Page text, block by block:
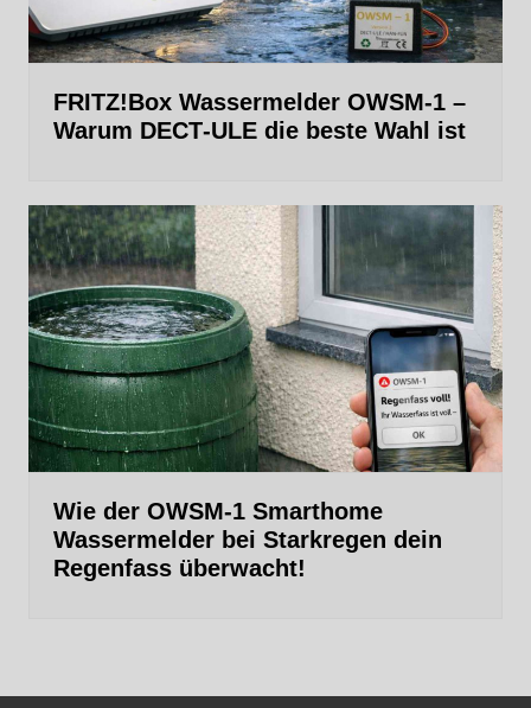
FRITZ!Box Wassermelder OWSM-1 –
Warum DECT‑ULE die beste Wahl ist
Wie der OWSM‑1 Smarthome
Wassermelder bei Starkregen dein
Regenfass überwacht!